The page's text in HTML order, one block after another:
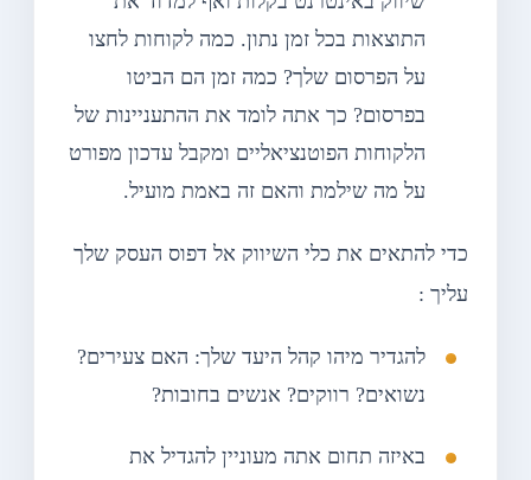
התוצאות בכל זמן נתון. כמה לקוחות לחצו
על הפרסום שלך? כמה זמן הם הביטו
בפרסום? כך אתה לומד את ההתעניינות של
הלקוחות הפוטנציאליים ומקבל עדכון מפורט
על מה שילמת והאם זה באמת מועיל.
כדי להתאים את כלי השיווק אל דפוס העסק שלך
עליך :
להגדיר מיהו קהל היעד שלך: האם צעירים?
נשואים? רווקים? אנשים בחובות?
באיזה תחום אתה מעוניין להגדיל את